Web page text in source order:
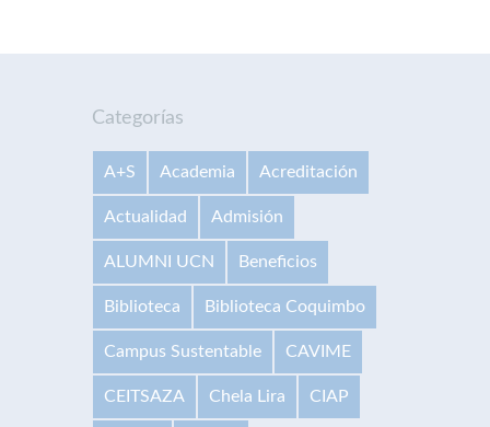
Categorías
A+S Academia Acreditación
Actualidad Admisión
ALUMNI UCN Beneficios
Biblioteca Biblioteca Coquimbo
Campus Sustentable CAVIME
CEITSAZA Chela Lira CIAP